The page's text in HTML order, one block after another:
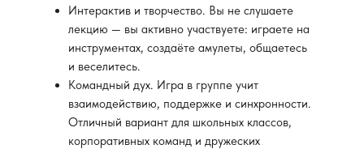
Интерактив и творчество. Вы не слушаете
лекцию — вы активно участвуете: играете на
инструментах, создаёте амулеты, общаетесь
и веселитесь.
Командный дух. Игра в группе учит
взаимодействию, поддержке и синхронности.
Отличный вариант для школьных классов,
корпоративных команд и дружеских